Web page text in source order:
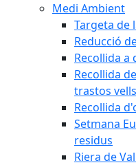
Medi Ambient
Targeta de
Reducció
Recollida a
Recollida
trastos
Recollida
Setmana
residus
Riera de